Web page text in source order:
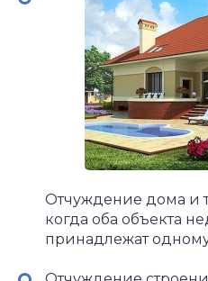
Отчуждение дома и
когда оба объекта
принадлежат